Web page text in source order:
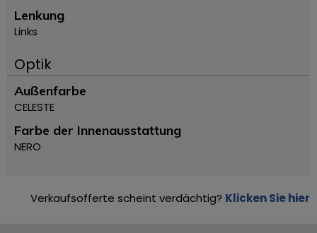
Lenkung
Links
Optik
Außenfarbe
CELESTE
Farbe der Innenausstattung
NERO
Verkaufsofferte scheint verdächtig? Klicken Sie hier